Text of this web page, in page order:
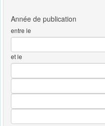
entre le
et le